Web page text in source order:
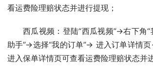
看运费险理赔状态并进行提现；
西瓜视频：登陆“西瓜视频”->右下角“
助手”->选择“我的订单”-> 进入订单详情
进入保单详情页可查看运费险理赔状态并